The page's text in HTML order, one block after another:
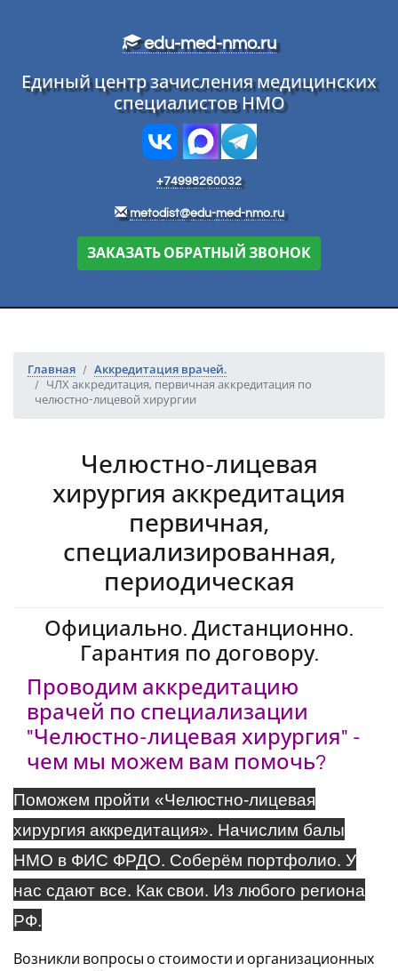
edu-med-nmo.ru
Единый центр зачисления медицинских
специалистов НМО
+74998260032
metodist@edu-med-nmo.ru
ЗАКАЗАТЬ ОБРАТНЫЙ ЗВОНОК
Главная
Аккредитация врачей.
ЧЛХ аккредитация, первичная аккредитация по
челюстно-лицевой хирургии
Челюстно-лицевая
хирургия аккредитация
первичная,
специализированная,
периодическая
Официально. Дистанционно.
Гарантия по договору.
Проводим аккредитацию
врачей по специализации
"Челюстно-лицевая хирургия" -
чем мы можем вам помочь?
Поможем пройти «Челюстно-лицевая
хирургия аккредитация». Начислим балы
НМО в ФИС ФРДО. Соберём портфолио. У
нас сдают все. Как свои. Из любого региона
РФ.
Возникли вопросы о стоимости и организационных